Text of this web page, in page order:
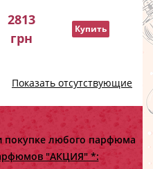
2813
грн
Купить
Показать отсутствующие
любого парфюма
"АКЦИЯ" *: